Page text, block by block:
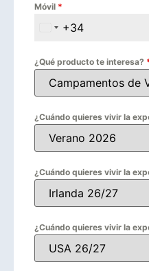
Móvil *
Spain +34
+34
¿Qué producto te interesa?
¿Cuándo quieres vivir la
¿Cuándo quieres vivir la
¿Cuándo quieres vivir la